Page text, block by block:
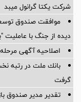
شرکت یکتا گرانول میبد
موافقت صندوق
دیده از جنگ با عاملیت
اصلاحیه آگهی
بانك ملت در رتبه
گرفت
تقدیر مدیر صندوق